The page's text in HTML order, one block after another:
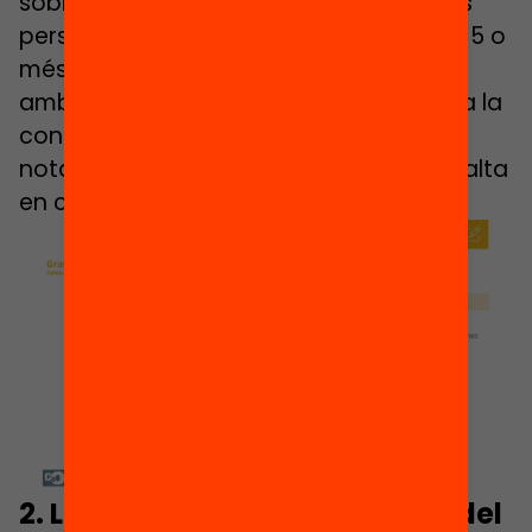
persones enquestades aprova amb un 5 o
més el sistema educatiu de Catalunya,
amb un 6,2 de nota mitjana pel que fa a la
confiança en el sistema educatiu. Una
nota molt millorable, però és valoració alta
en comparació amb altres serveis.
2. L’ultradreta desconfia més del